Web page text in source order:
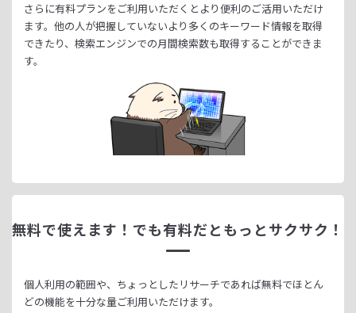
さらに有料プランをご利用いただくとより便利のご活用いただけ
ます。 他の人が把握していないより多くのキーワード情報を取得
できたり、 検索エンジンでの月間検索数も取得することができま
す。
無料で使えます！ でも有料だともっとサクサク！
個人利用の範囲や、ちょっとしたリサーチであれば無料でほとん
どの機能を十分な量ご利用いただけます。